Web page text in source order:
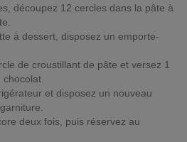
découpez 12 cercles dans la pâte à
à dessert, disposez un emporte-
de croustillant de pâte et versez 1
et disposez un nouveau
deux fois, puis réservez au